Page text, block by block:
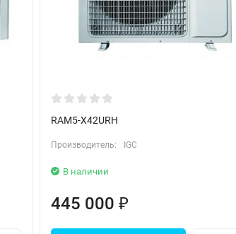
RAM5-X42URH
Производитель: IGC
В наличии
445 000₽